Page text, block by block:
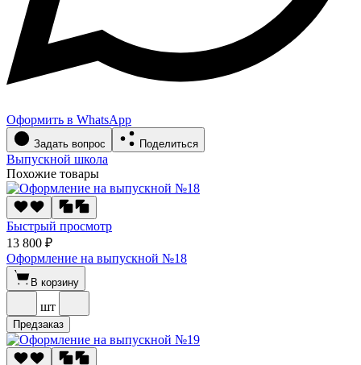
Оформить в WhatsApp
Задать вопрос Поделиться
Выпускной школа
Похожие товары
Быстрый просмотр
13 800 ₽
Оформление на выпускной №18
В корзину
шт
Предзаказ